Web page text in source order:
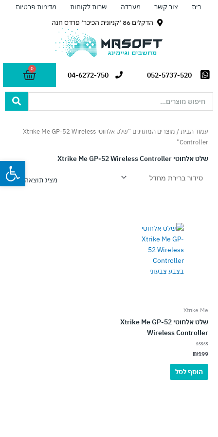
בית צור קשר מעבדה שרות לקוחות
מדיניות פרטיות
הדקלים 86 ׳קניונית הכיכר׳ פרדס חנה
052-5737-520
04-6272-750
0
עגלת
קניות
עמוד הבית
/ מוצרים המתויגים “שלט אלחוטי Xtrike Me GP-52 Wireless
Controller”
שלט אלחוטי Xtrike Me GP-52 Wireless Controller
מציג תוצאה אחת
Xtrike Me
שלט אלחוטי Xtrike Me GP-52
Wireless Controller
דורג
0
מתוך
₪199
הוסף לסל